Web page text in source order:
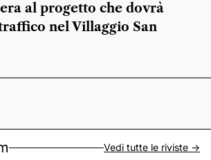
al progetto che dovrà
nel Villaggio San
Vedi tutte le riviste ->